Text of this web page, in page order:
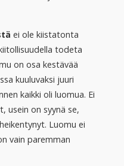
ei ole kiistatonta
todeta
on osa kestävää
kuuluvaksi juuri
kaikki oli luomua. Ei
usein on syynä se,
Luomu ei
vain paremman